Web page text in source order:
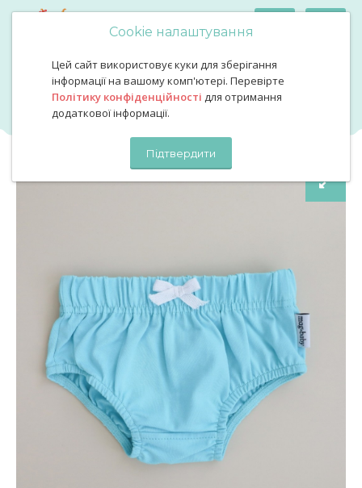
Cookie налаштування
Цей сайт використовує куки для зберігання
інформації на вашому комп'ютері. Перевірте
Політику конфіденційності для отримання
додаткової інформації.
Підтвердити
Трусики блумери на підгузник бірюзовий колір
Трусики блумери на
підгузник бірюзовий колір